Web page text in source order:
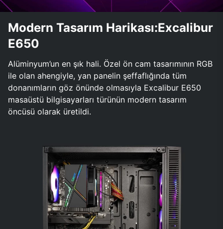
Modern Tasarım Harikası:Excalibur
E650
Alüminyum’un en şık hali. Özel ön cam tasarımının RGB
ile olan ahengiyle, yan panelin şeffaflığında tüm
donanımların göz önünde olmasıyla Excalibur E650
masaüstü bilgisayarları türünün modern tasarım
öncüsü olarak üretildi.